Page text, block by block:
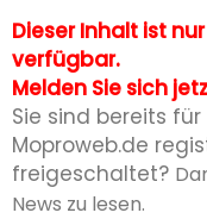
Dieser Inhalt ist
verfügbar.
Melden Sie sich
Sie sind bereits
Moproweb.de
freigeschaltet?
News zu lesen.